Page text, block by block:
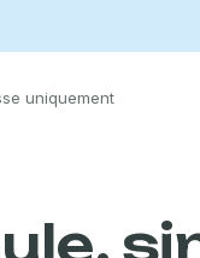
uniquement